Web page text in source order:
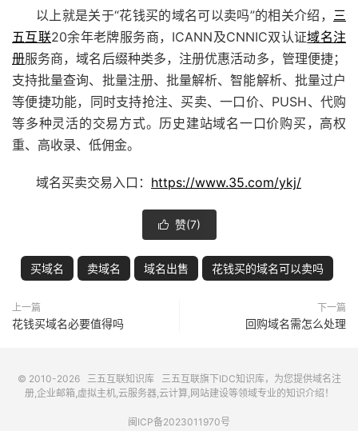
以上就是关于“花钱买的域名可以卖吗”的相关介绍， 三
五互联20余年老牌服务商，ICANN及CNNIC双认证域名注
册服务商，域名后缀种类多，注册优惠活动多，管理便捷；
支持批量查询、批量注册、批量解析、智能解析、批量过户
等便捷功能，同时支持抢注、买卖、一口价、PUSH、代购
等多种灵活的交易方式。历史建站域名一口价购买，高权
重、高收录、低佣金。
域名买卖交易入口： https://www.35.com/ykj/
 赞(7)
买域名 卖域名 域名出售 花钱买的域名可以卖吗
上一篇
花钱买域名必要值得吗
下一篇
回购域名需怎么处理
© 2010-2026 三五互联知识库 三五互联旗下IDC知识库，为您提供域名注
册,企业邮箱,虚拟主机,云服务器,云计算,网站建设等领域专业的知识介绍！
闽ICP备2023011970号